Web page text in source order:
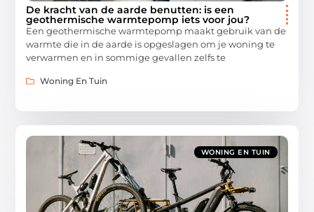
De kracht van de aarde benutten: is een
geothermische warmtepomp iets voor jou?
Een geothermische warmtepomp maakt gebruik van de
warmte die in de aarde is opgeslagen om je woning te
verwarmen en in sommige gevallen zelfs te
Woning En Tuin
WONING EN TUIN